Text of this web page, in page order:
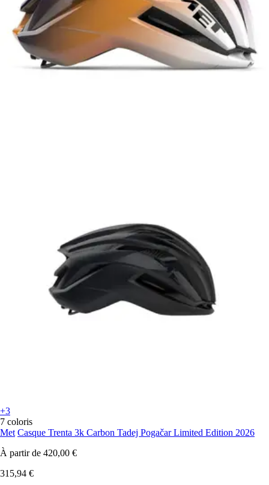
+3
7 coloris
Met Casque Trenta 3k Carbon Tadej Pogačar Limited Edition 2026
À partir de 420,00 €
315,94 €